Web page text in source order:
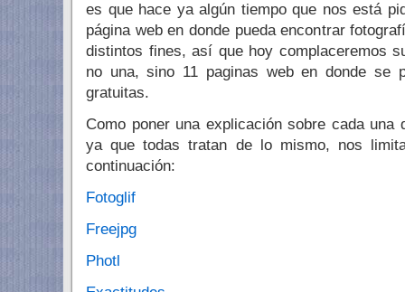
es que hace ya algún tiempo que nos está
página web en donde pueda encontrar
distintos fines, así que hoy complaceremos
no una, sino 11 paginas web en donde se
gratuitas.
Como poner una explicación sobre cada una
ya que todas tratan de lo mismo, nos
continuación:
Fotoglif
Freejpg
Photl